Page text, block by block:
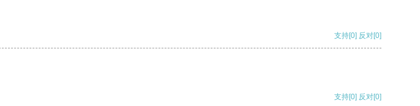
支持[0] 反对[0]
支持[0] 反对[0]